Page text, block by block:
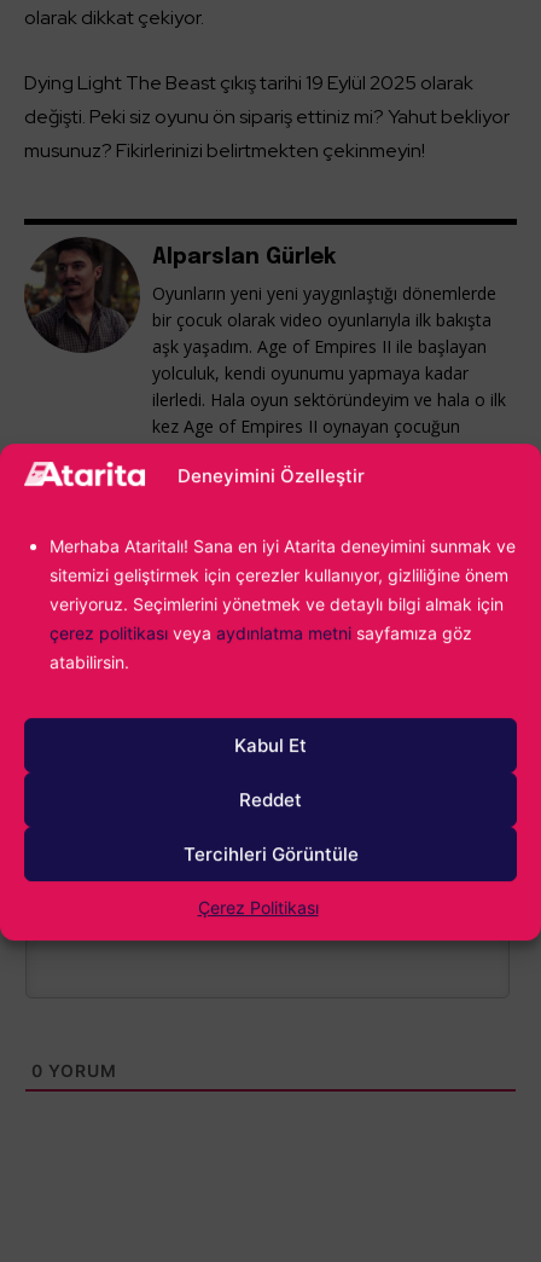
Deneyimini Özelleştir
Merhaba Ataritalı! Sana en iyi Atarita deneyimini sunmak ve
sitemizi geliştirmek için çerezler kullanıyor, gizliliğine önem
veriyoruz. Seçimlerini yönetmek ve detaylı bilgi almak için
çerez politikası veya aydınlatma metni sayfamıza göz
atabilirsin.
Kabul Et
Reddet
Tercihleri Görüntüle
Çerez Politikası
olarak dikkat çekiyor.
Dying Light The Beast çıkış tarihi 19 Eylül 2025 olarak
değişti. Peki siz oyunu ön sipariş ettiniz mi? Yahut bekliyor
musunuz? Fikirlerinizi belirtmekten çekinmeyin!
Alparslan Gürlek
Oyunların yeni yeni yaygınlaştığı dönemlerde
bir çocuk olarak video oyunlarıyla ilk bakışta
aşk yaşadım. Age of Empires II ile başlayan
yolculuk, kendi oyunumu yapmaya kadar
ilerledi. Hala oyun sektöründeyim ve hala o ilk
kez Age of Empires II oynayan çocuğun
Konu: Dying Light: The Beast
0 YORUM